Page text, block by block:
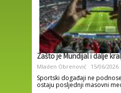
Zašto je Mundijal i dalje
Mladen Obrenović 15/06/2026
Sportski događaji ne
ostaju posljednji masovni